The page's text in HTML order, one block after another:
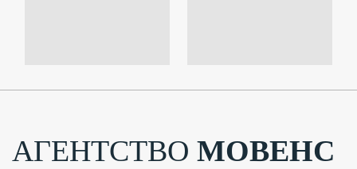
АГЕНТСТВО МОВЕНС